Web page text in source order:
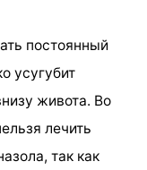
постоянный
усугубит
живота. Во
лечить
так как